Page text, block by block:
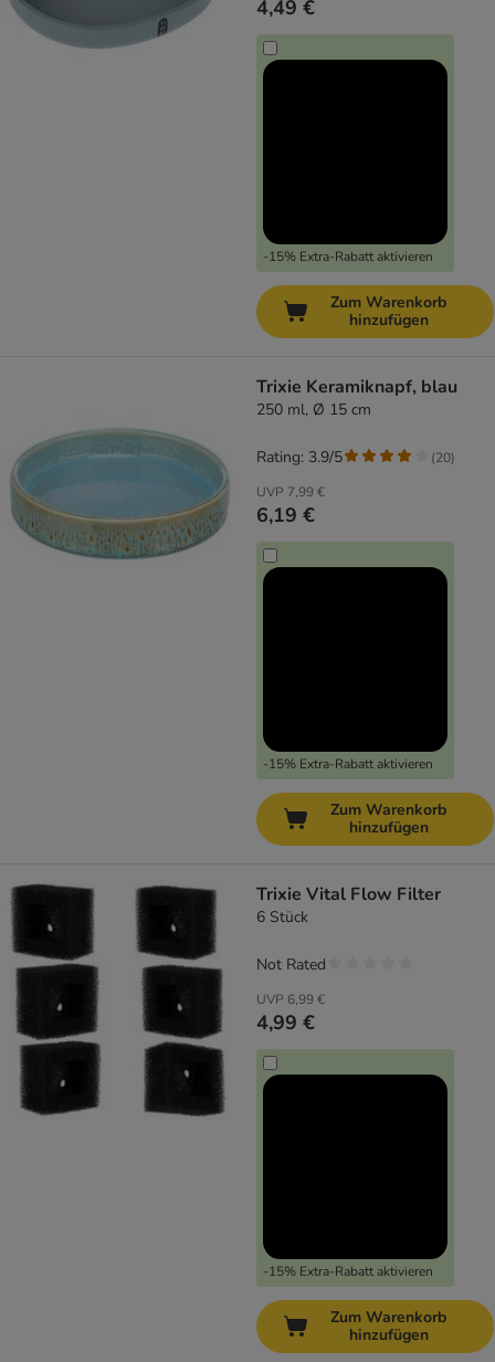
4,49 €
-15% Extra-Rabatt aktivieren
Zum Warenkorb
hinzufügen
Trixie Keramiknapf, blau
250 ml, Ø 15 cm
UVP 7,99 €
6,19 €
-15% Extra-Rabatt aktivieren
Rating: 3.9/5 (20)
Zum Warenkorb
hinzufügen
Trixie Vital Flow Filter
6 Stück
UVP 6,99 €
4,99 €
-15% Extra-Rabatt aktivieren
Not Rated
Zum Warenkorb
hinzufügen